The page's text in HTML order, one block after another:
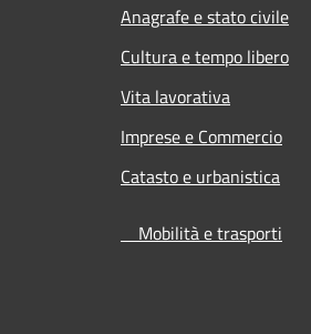
Anagrafe e stato civile
Cultura e tempo libero
Vita lavorativa
Imprese e Commercio
Catasto e urbanistica
Mobilità e trasporti